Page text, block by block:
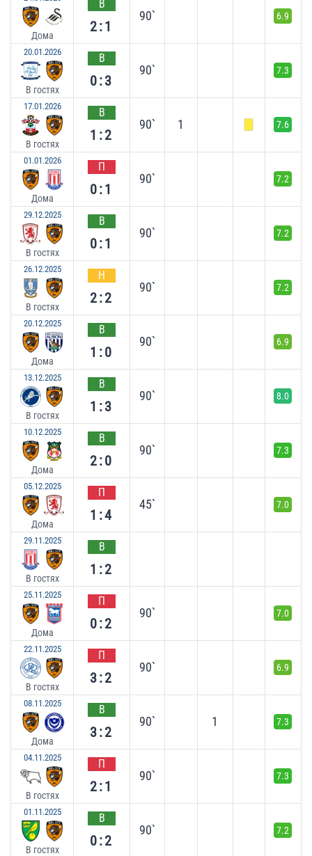
Дома
В
2:1
90` 6.9
20.01.2026
В гостях
В
0:3
90` 7.3
17.01.2026
В гостях
В
1:2
90` 1 7.6
01.01.2026
Дома
П
0:1
90` 7.2
29.12.2025
В гостях
В
0:1
90` 7.2
26.12.2025
В гостях
Н
2:2
90` 7.2
20.12.2025
Дома
В
1:0
90` 6.9
13.12.2025
В гостях
В
1:3
90` 8.0
10.12.2025
Дома
В
2:0
90` 7.3
05.12.2025
Дома
П
1:4
45` 7.0
29.11.2025
В гостях
В
1:2
25.11.2025
Дома
П
0:2
90` 7.0
22.11.2025
В гостях
П
3:2
90` 6.9
08.11.2025
Дома
В
3:2
90` 1 7.3
04.11.2025
В гостях
П
2:1
90` 7.3
01.11.2025
В гостях
В
0:2
90` 7.2